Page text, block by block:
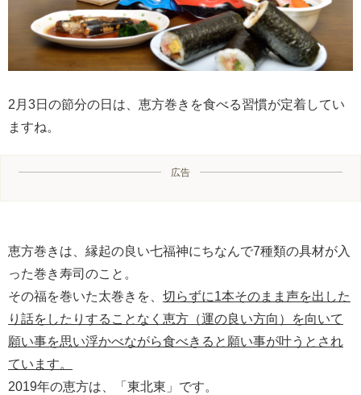
2月3日の節分の日は、恵方巻きを食べる習慣が定着してい
ますね。
広告
恵方巻きは、縁起の良い七福神にちなんで7種類の具材が入
った巻き寿司のこと。
その福を巻いた太巻きを、 切らずに1本そのまま声を出した
り話をしたりすることなく恵方（運の良い方向）を向いて
願い事を思い浮かべながら食べきると願い事が叶うとされ
ています。
2019年の恵方は、「東北東」です。